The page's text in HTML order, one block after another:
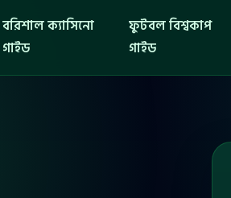
বরিশাল ক্যাসিনো
গাইড
ফুটবল বিশ্বকাপ
গাইড